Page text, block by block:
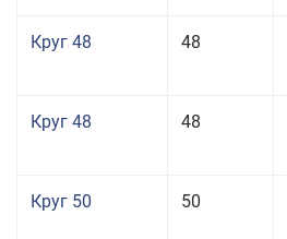
Круг 48 48
Круг 48 48
Круг 50 50